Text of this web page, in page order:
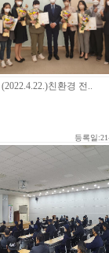
(2022.4.22.)친환경 전..
등록일